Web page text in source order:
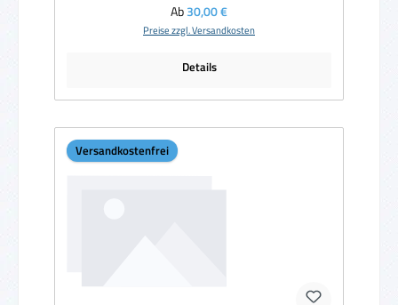
Regulärer Preis:
Ab30,00 €
Preise zzgl. Versandkosten
Details
Versandkostenfrei